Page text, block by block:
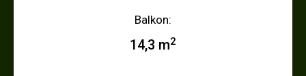
Balkon:
14,3 m2